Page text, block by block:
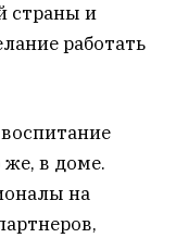
страны и
работать
в доме.
на